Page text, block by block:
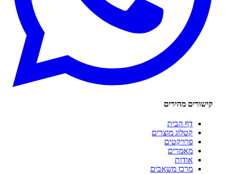
מהירים
דף הבית
קטלוג מוצרים
פרויקטים
מאמרים
אודות
מרכז משאבים